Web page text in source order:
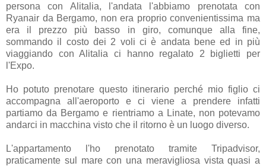
persona con Alitalia, l'andata l'abbiamo prenotata con
Ryanair da Bergamo, non era proprio convenientissima ma
era il prezzo più basso in giro, comunque alla fine,
sommando il costo dei 2 voli ci è andata bene ed in più
viaggiando con Alitalia ci hanno regalato 2 biglietti per
l'Expo.
Ho potuto prenotare questo itinerario perché mio figlio ci
accompagna all'aeroporto e ci viene a prendere infatti
partiamo da Bergamo e rientriamo a Linate, non potevamo
andarci in macchina visto che il ritorno è un luogo diverso.
L'appartamento l'ho prenotato tramite Tripadvisor,
praticamente sul mare con una meravigliosa vista quasi a